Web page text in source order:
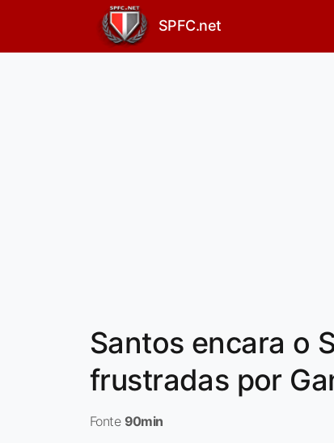
SPFC.net
Santos encara o
frustradas por
Fonte 90min